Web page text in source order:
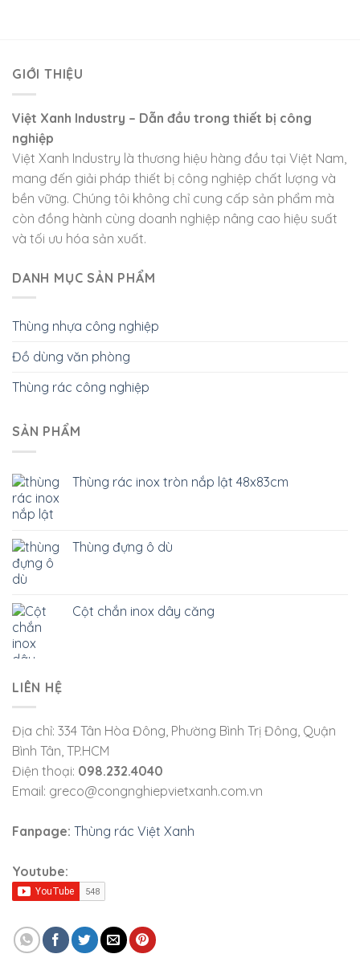
GIỚI THIỆU
Việt Xanh Industry – Dẫn đầu trong thiết bị công
nghiệp
Việt Xanh Industry là thương hiệu hàng đầu tại Việt Nam,
mang đến giải pháp thiết bị công nghiệp chất lượng và
bền vững. Chúng tôi không chỉ cung cấp sản phẩm mà
còn đồng hành cùng doanh nghiệp nâng cao hiệu suất
và tối ưu hóa sản xuất.
DANH MỤC SẢN PHẨM
Thùng nhựa công nghiệp
Đồ dùng văn phòng
Thùng rác công nghiệp
SẢN PHẨM
Thùng rác inox tròn nắp lật 48x83cm
Thùng đựng ô dù
Cột chắn inox dây căng
LIÊN HỆ
Địa chỉ: 334 Tân Hòa Đông, Phường Bình Trị Đông, Quận
Bình Tân, TP.HCM
Điện thoại: 098.232.4040
Email: greco@congnghiepvietxanh.com.vn
Fanpage: Thùng rác Việt Xanh
Youtube: